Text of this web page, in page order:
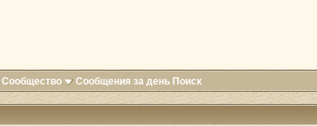
Сообщество Сообщения за день Поиск